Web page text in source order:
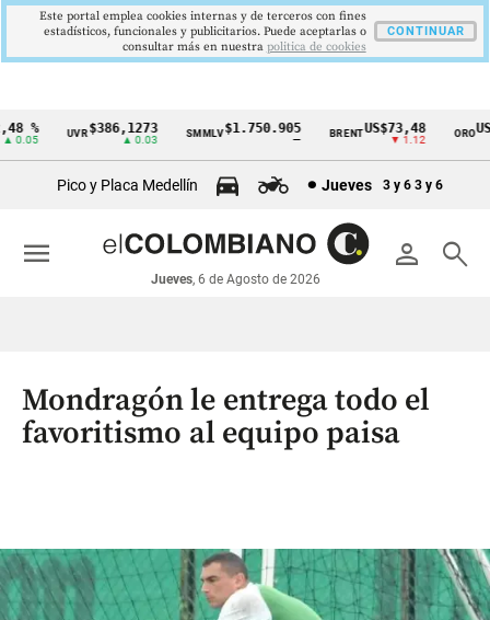
Cintillo
económicos
Colombia
% UVR$386,1273
▲ 0.03
SMMLV$1.750.905 BRENTUS$73,48
▼ 1.12
ORO
Pico y Placa Medellín Jueves 3 y 6 3 y 6
person search
Jueves, 6 de Agosto de 2026
menu
Mondragón le entrega todo el
favoritismo al equipo paisa
Este portal emplea cookies internas y de terceros con fines
estadísticos, funcionales y publicitarios. Puede aceptarlas o
consultar más en nuestra politica de cookies
CONTINUAR